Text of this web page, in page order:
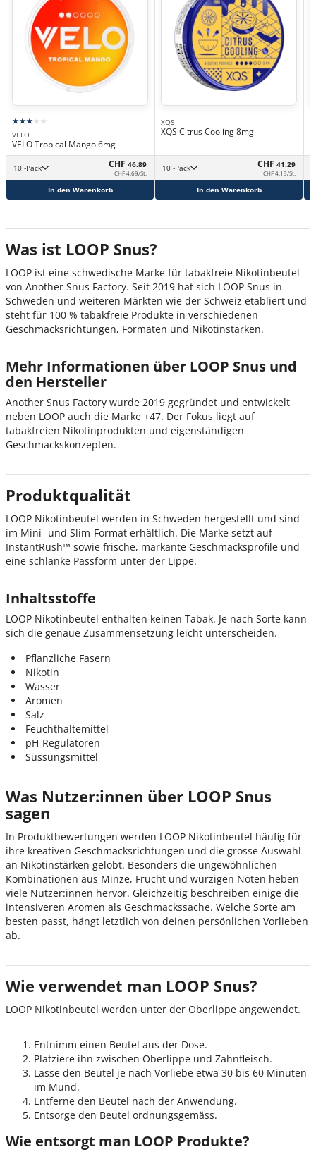
VELO
VELO Tropical Mango 6mg
10 -Pack CHF 46.89
CHF 4.69/St.
In den Warenkorb
XQS
XQS Citrus Cooling 8mg
10 -Pack CHF 41.29
CHF 4.13/St.
In den Warenkorb
Was ist LOOP Snus?
LOOP ist eine schwedische Marke für tabakfreie Nikotinbeutel
von Another Snus Factory. Seit 2019 hat sich LOOP Snus in
Schweden und weiteren Märkten wie der Schweiz etabliert und
steht für 100 % tabakfreie Produkte in verschiedenen
Geschmacksrichtungen, Formaten und Nikotinstärken.
Mehr Informationen über LOOP Snus und
den Hersteller
Another Snus Factory wurde 2019 gegründet und entwickelt
neben LOOP auch die Marke +47. Der Fokus liegt auf
tabakfreien Nikotinprodukten und eigenständigen
Geschmackskonzepten.
Produktqualität
LOOP Nikotinbeutel werden in Schweden hergestellt und sind
im Mini- und Slim-Format erhältlich. Die Marke setzt auf
InstantRush™ sowie frische, markante Geschmacksprofile und
eine schlanke Passform unter der Lippe.
Inhaltsstoffe
LOOP Nikotinbeutel enthalten keinen Tabak. Je nach Sorte kann
sich die genaue Zusammensetzung leicht unterscheiden.
Pflanzliche Fasern
Nikotin
Wasser
Aromen
Salz
Feuchthaltemittel
pH-Regulatoren
Süssungsmittel
Was Nutzer:innen über LOOP Snus
sagen
In Produktbewertungen werden LOOP Nikotinbeutel häufig für
ihre kreativen Geschmacksrichtungen und die grosse Auswahl
an Nikotinstärken gelobt. Besonders die ungewöhnlichen
Kombinationen aus Minze, Frucht und würzigen Noten heben
viele Nutzer:innen hervor. Gleichzeitig beschreiben einige die
intensiveren Aromen als Geschmackssache. Welche Sorte am
besten passt, hängt letztlich von deinen persönlichen Vorlieben
ab.
Wie verwendet man LOOP Snus?
LOOP Nikotinbeutel werden unter der Oberlippe angewendet.
Entnimm einen Beutel aus der Dose.
Platziere ihn zwischen Oberlippe und Zahnfleisch.
Lasse den Beutel je nach Vorliebe etwa 30 bis 60 Minuten
im Mund.
Entferne den Beutel nach der Anwendung.
Entsorge den Beutel ordnungsgemäss.
Wie entsorgt man LOOP Produkte?